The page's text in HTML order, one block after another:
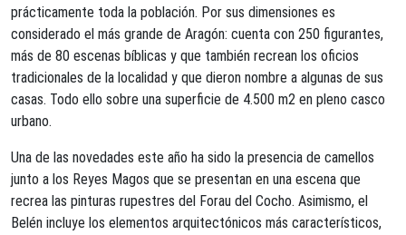
prácticamente toda la población. Por sus dimensiones es
considerado el más grande de Aragón: cuenta con 250 figurantes,
más de 80 escenas bíblicas y que también recrean los oficios
tradicionales de la localidad y que dieron nombre a algunas de sus
casas. Todo ello sobre una superficie de 4.500 m2 en pleno casco
urbano.
Una de las novedades este año ha sido la presencia de camellos
junto a los Reyes Magos que se presentan en una escena que
recrea las pinturas rupestres del Forau del Cocho. Asimismo, el
Belén incluye los elementos arquitectónicos más característicos,